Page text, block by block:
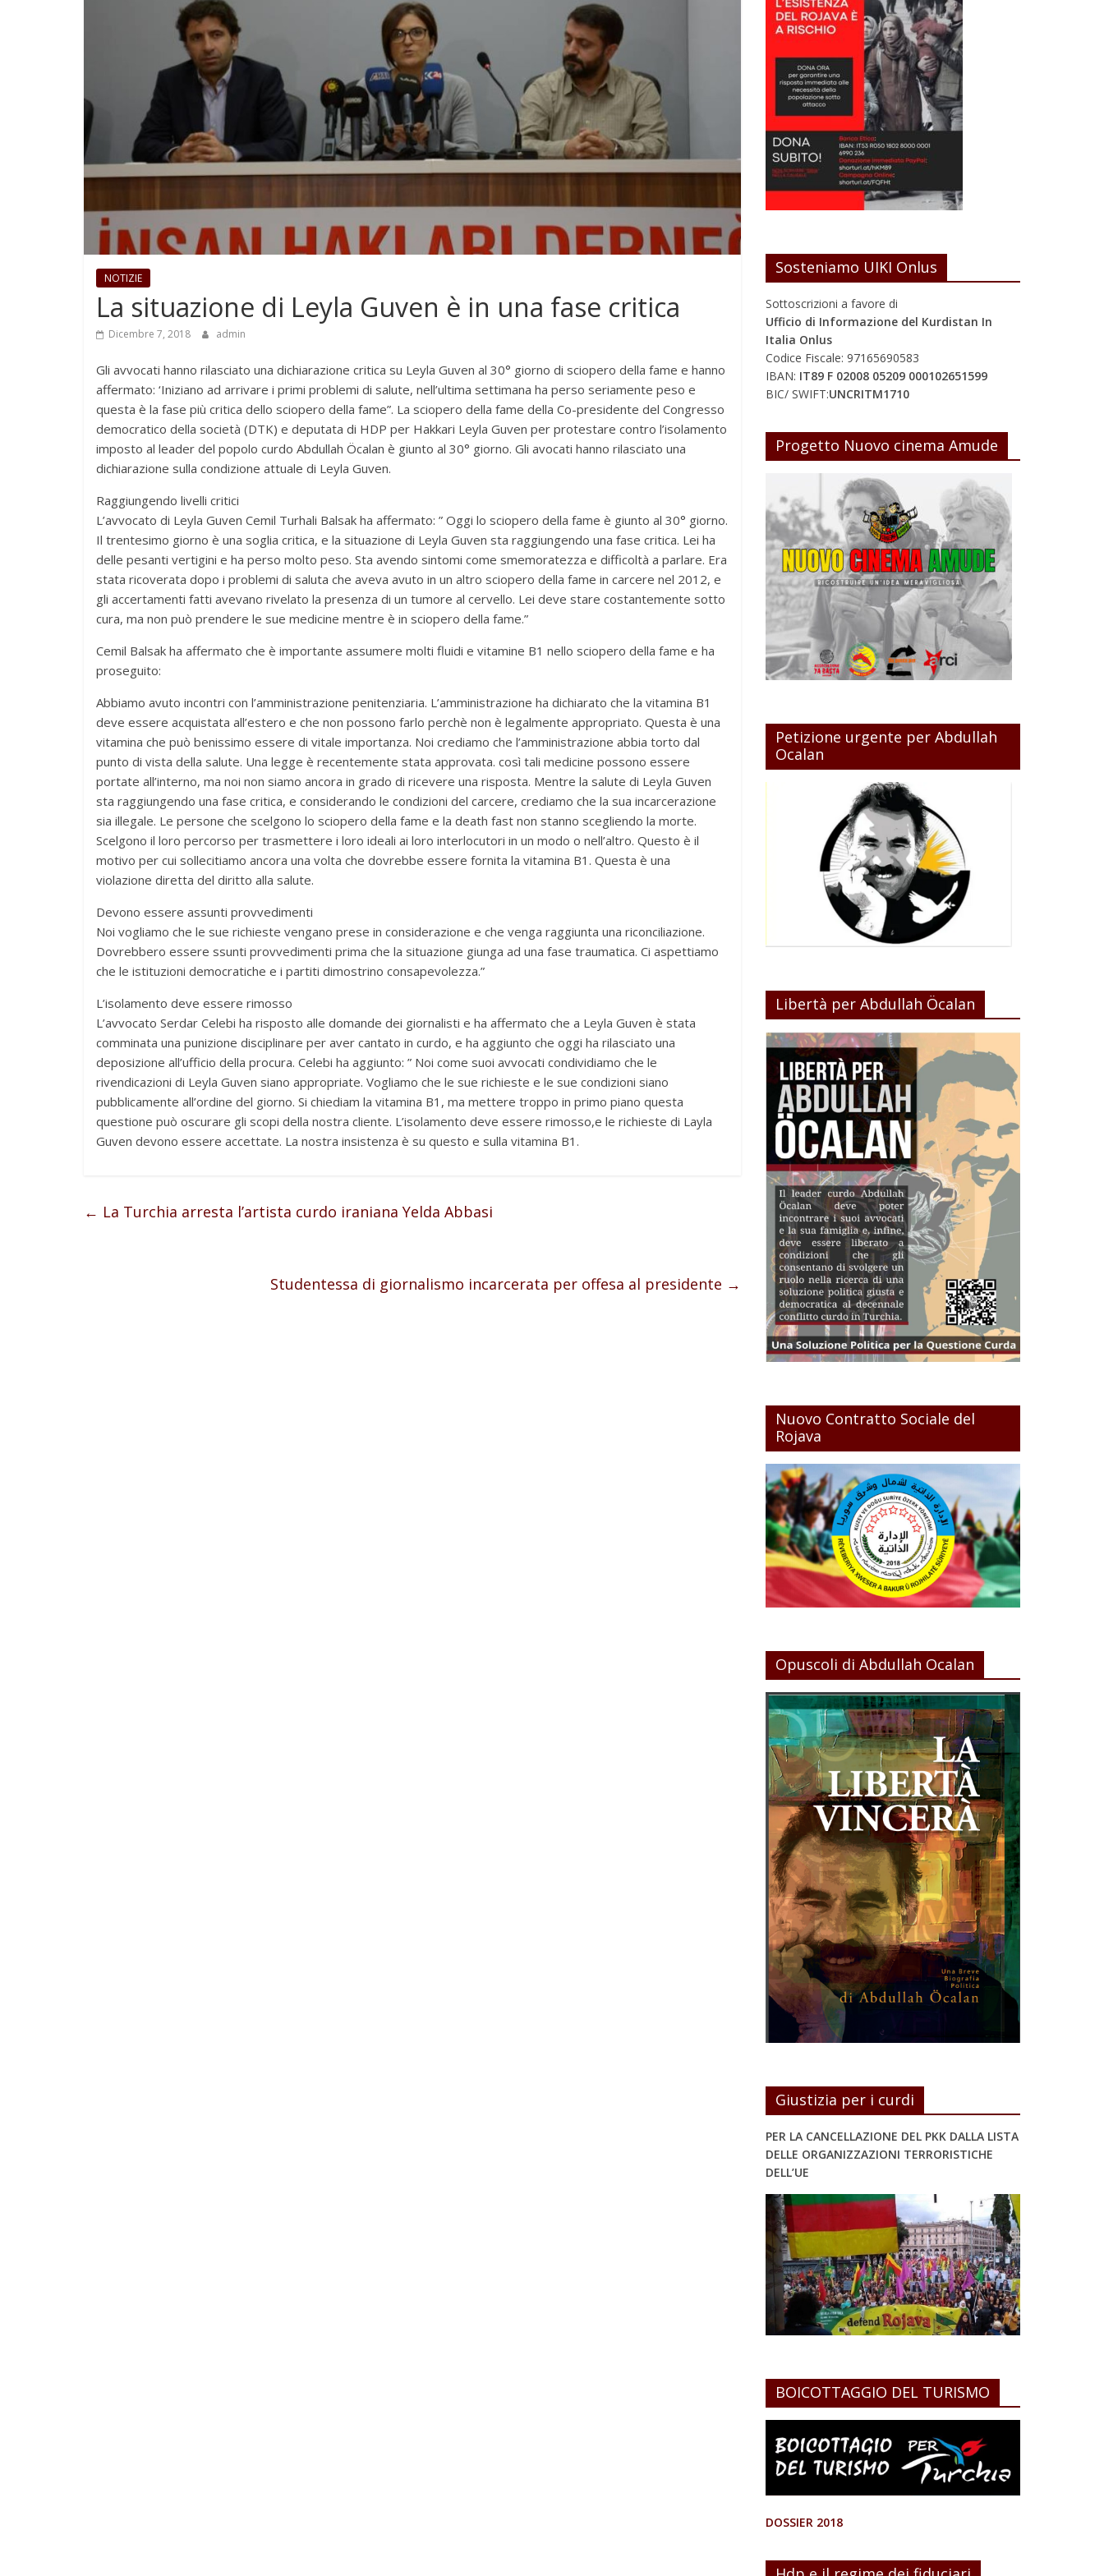
NOTIZIE
La situazione di Leyla Guven è in una fase critica
Dicembre 7, 2018 admin
Gli avvocati hanno rilasciato una dichiarazione critica su Leyla Guven al 30° giorno di sciopero della fame e hanno
affermato: ‘Iniziano ad arrivare i primi problemi di salute, nell’ultima settimana ha perso seriamente peso e
questa è la fase più critica dello sciopero della fame”. La sciopero della fame della Co-presidente del Congresso
democratico della società (DTK) e deputata di HDP per Hakkari Leyla Guven per protestare contro l’isolamento
imposto al leader del popolo curdo Abdullah Öcalan è giunto al 30° giorno. Gli avocati hanno rilasciato una
dichiarazione sulla condizione attuale di Leyla Guven.
Raggiungendo livelli critici
L’avvocato di Leyla Guven Cemil Turhali Balsak ha affermato: ” Oggi lo sciopero della fame è giunto al 30° giorno.
Il trentesimo giorno è una soglia critica, e la situazione di Leyla Guven sta raggiungendo una fase critica. Lei ha
delle pesanti vertigini e ha perso molto peso. Sta avendo sintomi come smemoratezza e difficoltà a parlare. Era
stata ricoverata dopo i problemi di saluta che aveva avuto in un altro sciopero della fame in carcere nel 2012, e
gli accertamenti fatti avevano rivelato la presenza di un tumore al cervello. Lei deve stare costantemente sotto
cura, ma non può prendere le sue medicine mentre è in sciopero della fame.”
Cemil Balsak ha affermato che è importante assumere molti fluidi e vitamine B1 nello sciopero della fame e ha
proseguito:
Abbiamo avuto incontri con l’amministrazione penitenziaria. L’amministrazione ha dichiarato che la vitamina B1
deve essere acquistata all’estero e che non possono farlo perchè non è legalmente appropriato. Questa è una
vitamina che può benissimo essere di vitale importanza. Noi crediamo che l’amministrazione abbia torto dal
punto di vista della salute. Una legge è recentemente stata approvata. così tali medicine possono essere
portate all’interno, ma noi non siamo ancora in grado di ricevere una risposta. Mentre la salute di Leyla Guven
sta raggiungendo una fase critica, e considerando le condizioni del carcere, crediamo che la sua incarcerazione
sia illegale. Le persone che scelgono lo sciopero della fame e la death fast non stanno scegliendo la morte.
Scelgono il loro percorso per trasmettere i loro ideali ai loro interlocutori in un modo o nell’altro. Questo è il
motivo per cui sollecitiamo ancora una volta che dovrebbe essere fornita la vitamina B1. Questa è una
violazione diretta del diritto alla salute.
Devono essere assunti provvedimenti
Noi vogliamo che le sue richieste vengano prese in considerazione e che venga raggiunta una riconciliazione.
Dovrebbero essere ssunti provvedimenti prima che la situazione giunga ad una fase traumatica. Ci aspettiamo
che le istituzioni democratiche e i partiti dimostrino consapevolezza.”
L’isolamento deve essere rimosso
L’avvocato Serdar Celebi ha risposto alle domande dei giornalisti e ha affermato che a Leyla Guven è stata
comminata una punizione disciplinare per aver cantato in curdo, e ha aggiunto che oggi ha rilasciato una
deposizione all’ufficio della procura. Celebi ha aggiunto: ” Noi come suoi avvocati condividiamo che le
rivendicazioni di Leyla Guven siano appropriate. Vogliamo che le sue richieste e le sue condizioni siano
pubblicamente all’ordine del giorno. Si chiediam la vitamina B1, ma mettere troppo in primo piano questa
questione può oscurare gli scopi della nostra cliente. L’isolamento deve essere rimosso,e le richieste di Layla
Guven devono essere accettate. La nostra insistenza è su questo e sulla vitamina B1.
← La Turchia arresta l’artista curdo iraniana Yelda Abbasi
Studentessa di giornalismo incarcerata per offesa al presidente →
Sosteniamo UIKI Onlus
Sottoscrizioni a favore di
Ufficio di Informazione del Kurdistan In
Italia Onlus
Codice Fiscale: 97165690583
IBAN: IT89 F 02008 05209 000102651599
BIC/ SWIFT:UNCRITM1710
Progetto Nuovo cinema Amude
Petizione urgente per Abdullah
Ocalan
Libertà per Abdullah Öcalan
Nuovo Contratto Sociale del
Rojava
Opuscoli di Abdullah Ocalan
Giustizia per i curdi
PER LA CANCELLAZIONE DEL PKK DALLA LISTA
DELLE ORGANIZZAZIONI TERRORISTICHE
DELL’UE
BOICOTTAGGIO DEL TURISMO
DOSSIER 2018